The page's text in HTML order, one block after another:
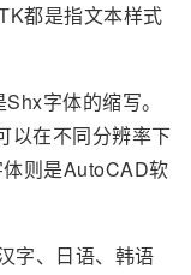
都是指文本样式
字体的缩写。
以在不同分辨率下
则是AutoCAD软
字、日语、韩语